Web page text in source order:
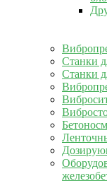
Станки
Станки